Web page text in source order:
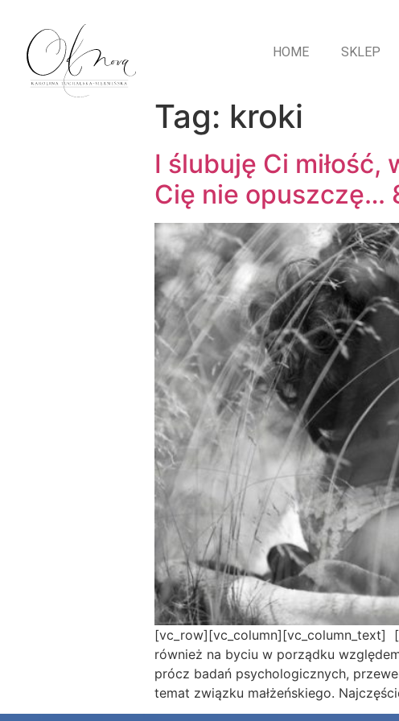
HOME SKLEP
Tag: kroki
I ślubuję Ci miłość,
Cię nie opuszczę…
[vc_row][vc_column][vc_column_text]
również na byciu w porządku
prócz badań psychologicznych,
temat związku małżeńskiego.